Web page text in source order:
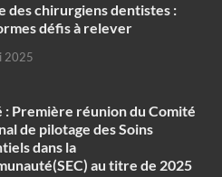
des chirurgiens dentistes :
défis à relever
2025
: Première réunion du Comité
de pilotage des Soins
dans la
au titre de 2025